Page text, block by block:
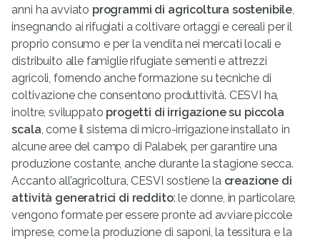
anni ha avviato programmi di agricoltura sostenibile,
insegnando ai rifugiati a coltivare ortaggi e cereali per il
proprio consumo e per la vendita nei mercati locali e
distribuito alle famiglie rifugiate sementi e attrezzi
agricoli, fornendo anche formazione su tecniche di
coltivazione che consentono produttività. CESVI ha,
inoltre, sviluppato progetti di irrigazione su piccola
scala, come il sistema di micro-irrigazione installato in
alcune aree del campo di Palabek, per garantire una
produzione costante, anche durante la stagione secca.
Accanto all’agricoltura, CESVI sostiene lacreazione di
attività generatrici di reddito: le donne, in particolare,
vengono formate per essere pronte ad avviare piccole
imprese, come la produzione di saponi, la tessitura e la